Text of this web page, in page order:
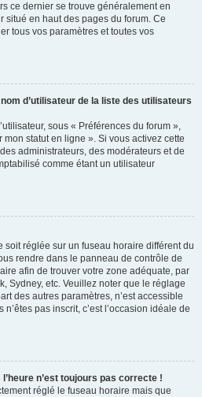
ce dernier se trouve généralement en
situé en haut des pages du forum. Ce
tous vos paramètres et toutes vos
d’utilisateur de la liste des utilisateurs
sous « Préférences du forum »,
statut en ligne ». Si vous activez cette
administrateurs, des modérateurs et de
comme étant un utilisateur
soit réglée sur un fuseau horaire différent du
rendre dans le panneau de contrôle de
afin de trouver votre zone adéquate, par
Sydney, etc. Veuillez noter que le réglage
des autres paramètres, n’est accessible
pas inscrit, c’est l’occasion idéale de
n’est toujours pas correcte !
réglé le fuseau horaire mais que